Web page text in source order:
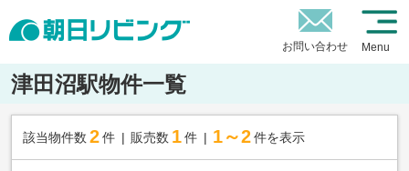
お問い合わせ Menu
津田沼駅物件一覧
該当物件数 2件 販売数 1 件 1～2 件を表示